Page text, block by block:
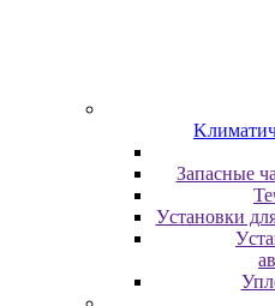
Запасные
Уcтaнoвки